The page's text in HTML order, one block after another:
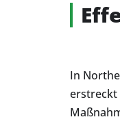
In
erstreckt